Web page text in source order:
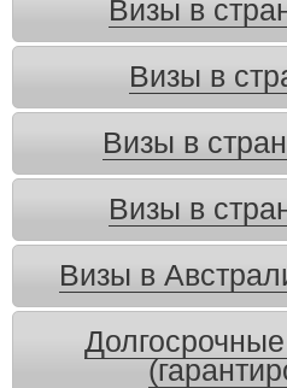
Визы в
Визы в
Визы в
Визы в
Визы в